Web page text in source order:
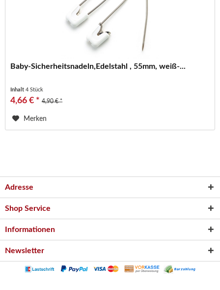
Baby-Sicherheitsnadeln,Edelstahl , 55mm, weiß-...
Inhalt4 Stück
4,66 € * 4,90 € *
Merken
Adresse
Shop Service
Informationen
Newsletter